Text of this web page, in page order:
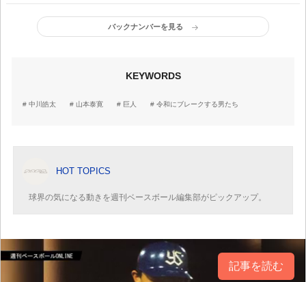
バックナンバーを見る
KEYWORDS
中川皓太 山本泰寛 巨人 令和にブレークする男たち
HOT TOPICS
球界の気になる動きを週刊ベースボール編集部がピックアップ。
記事を読む